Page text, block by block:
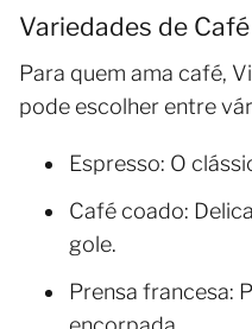
Variedades de
Para quem ama café,
pode escolher entre
Espresso: O
Café coado:
gole.
Prensa francesa: